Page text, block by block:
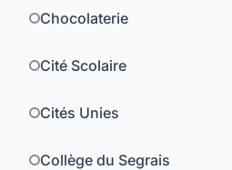
Chocolaterie
Cité Scolaire
Cités Unies
Collège du Segrais